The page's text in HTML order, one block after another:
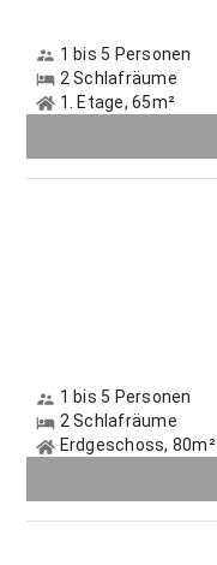
1 bis 5 Personen
2 Schlafräume
1. Etage, 65m²
1 bis 5 Personen
2 Schlafräume
Erdgeschoss, 80m²